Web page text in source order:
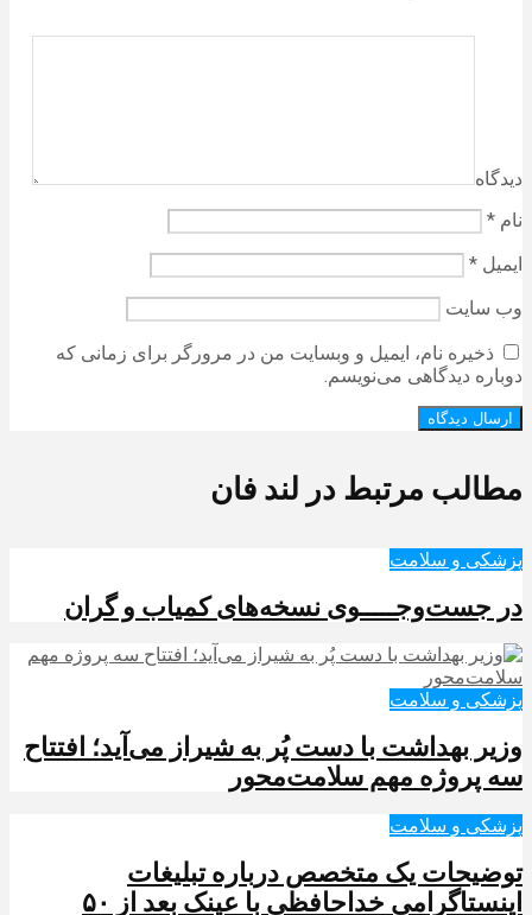
دیدگاه
نام *
ایمیل *
وب‌ سایت
ذخیره نام، ایمیل و وبسایت من در مرورگر برای زمانی که
دوباره دیدگاهی می‌نویسم.
مطالب مرتبط در لند فان
پزشکی و سلامت
در جست‌وجـــــوی نسخه‌های کمیاب و گران
پزشکی و سلامت
وزیر بهداشت با دست پُر به شیراز می‌آید؛ افتتاح
سه پروژه مهم سلامت‌محور
پزشکی و سلامت
توضیحات یک متخصص درباره تبلیغات
اینستاگرامی خداحافظی با عینک بعد از ۵۰